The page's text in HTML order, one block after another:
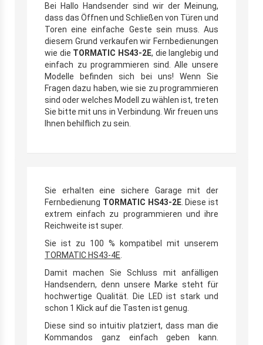
Bei Hallo Handsender sind wir der Meinung,
dass das Öffnen und Schließen von Türen und
Toren eine einfache Geste sein muss. Aus
diesem Grund verkaufen wir Fernbedienungen
wie die TORMATIC HS43-2E, die langlebig und
einfach zu programmieren sind. Alle unsere
Modelle befinden sich bei uns! Wenn Sie
Fragen dazu haben, wie sie zu programmieren
sind oder welches Modell zu wählen ist, treten
Sie bitte mit uns in Verbindung. Wir freuen uns
Ihnen behilflich zu sein.
Sie erhalten eine sichere Garage mit der
Fernbedienung TORMATIC HS43-2E. Diese ist
extrem einfach zu programmieren und ihre
Reichweite ist super.
Sie ist zu 100 % kompatibel mit unserem
TORMATIC HS43-4E
Damit machen Sie Schluss mit anfälligen
Handsendern, denn unsere Marke steht für
hochwertige Qualität. Die LED ist stark und
schon 1 Klick auf die Tasten ist genug.
Diese sind so intuitiv platziert, dass man die
Kommandos ganz einfach geben kann.